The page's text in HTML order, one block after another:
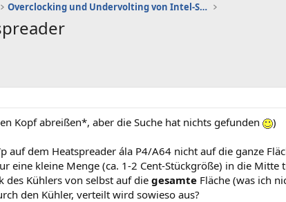
Overclocking und Undervolting von Intel-Systemen
Kopf abreißen*, aber die Suche hat nichts gefunden )
auf dem Heatspreader ála P4/A64 nicht auf die ganze
eine kleine Menge (ca. 1-2 Cent-Stückgröße) in die Mitte
des Kühlers von selbst auf diegesamte Fläche (was ich
den Kühler, verteilt wird sowieso aus?